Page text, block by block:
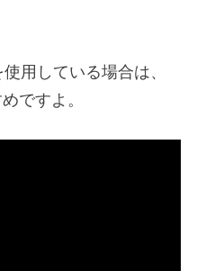
用している場合は、
ですよ。